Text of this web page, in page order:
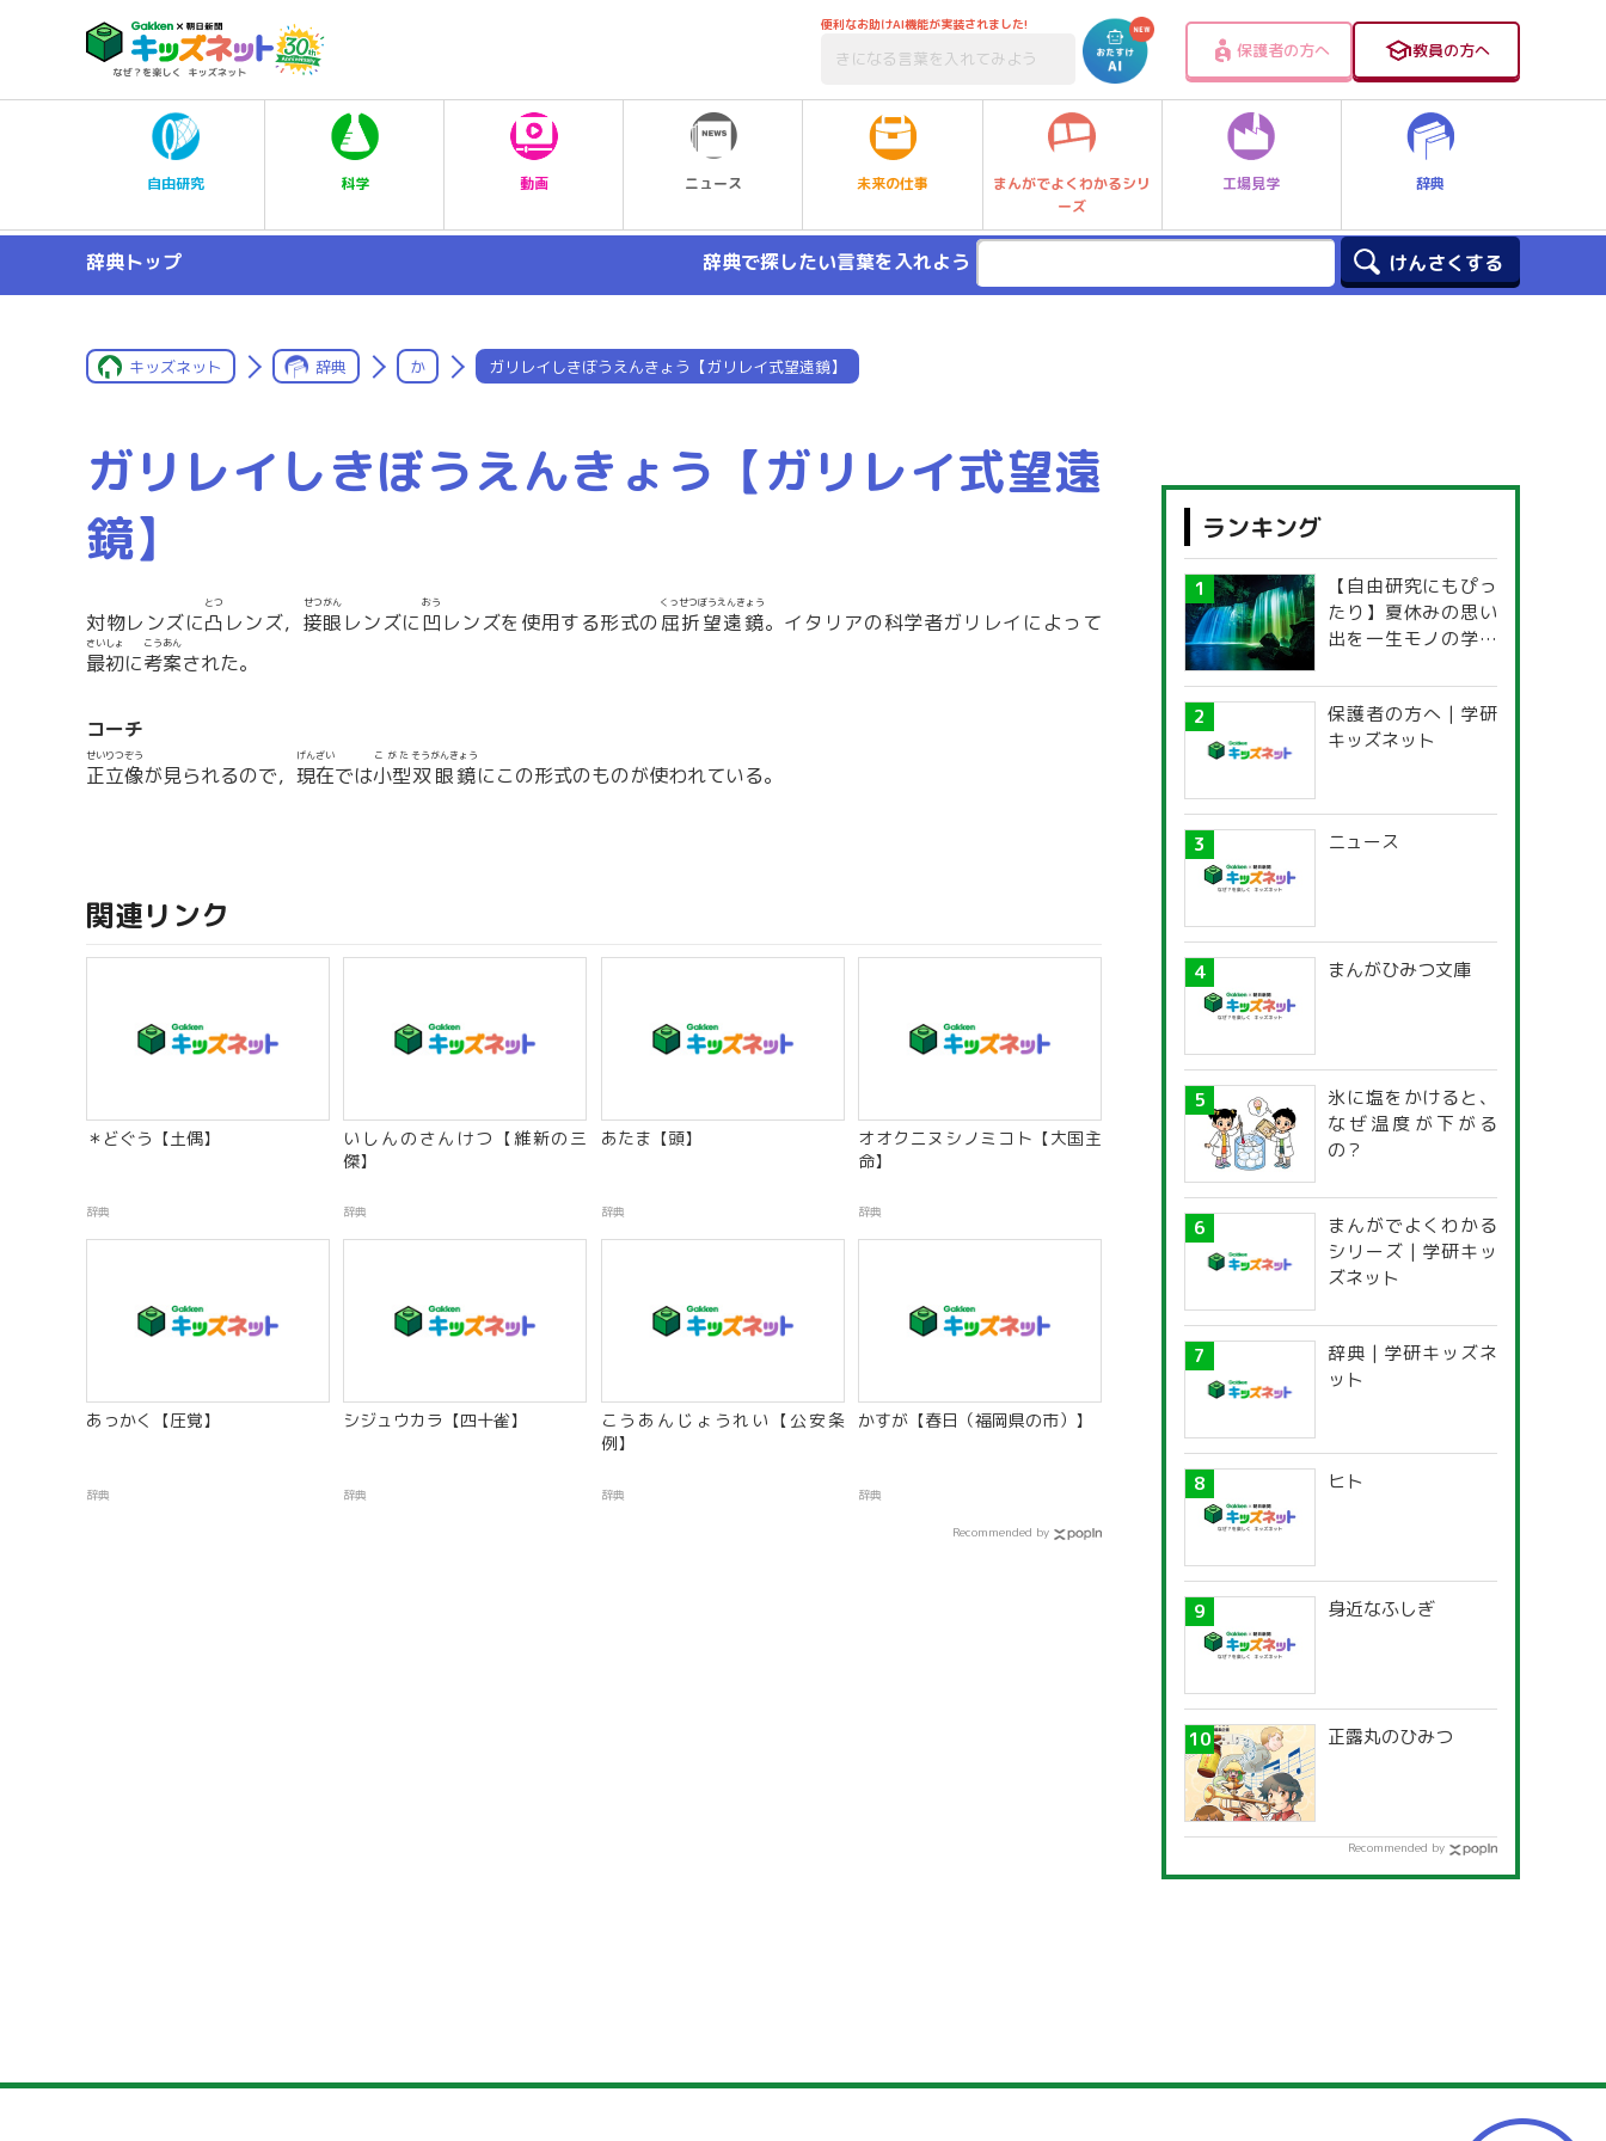
便利なお助けAI機能が実装されました!
保護者の方へ 教員の方へ
自由研究 科学 動画 ニュース 未来の仕事
まんがでよくわかるシリ
ーズ
工場見学 辞典
辞典トップ 辞典で探したい言葉を入れよう
キッズネット 辞典 か ガリレイしきぼうえんきょう【ガリレイ式望遠鏡】
ガリレイしきぼうえんきょう【ガリレイ式望遠
鏡】
対物レンズに凸
とつ
レンズ， 接眼
せつがん
レンズに凹
おう
レンズを使用する形式の屈折望遠鏡
くっせつぼうえんきょう
。イタリアの科学者ガリレイによって
最初
さいしょ
に考案
こうあん
された。
コーチ
正立像
せいりつぞう
が見られるので， 現在
げんざい
では小型
こがた
双眼鏡
そうがんきょう
にこの形式のものが使われている。
関連リンク
＊どぐう【土偶】
辞典
いしんのさんけつ【維新の三
傑】
辞典
あたま【頭】
辞典
オオクニヌシノミコト【大国主
命】
辞典
あっかく【圧覚】
辞典
シジュウカラ【四十雀】
辞典
こうあんじょうれい【公安条
例】
辞典
かすが【春日（福岡県の市）】
辞典
Recommended by
ランキング
【自由研究にもぴっ
たり】夏休みの思い
出を一生モノの学び
探究ガイド
保護者の方へ | 学研
キッズネット
ニュース
まんがひみつ文庫
氷に塩をかけると、
なぜ温度が下がる
の？
まんがでよくわかる
シリーズ | 学研キッ
ズネット
辞典 | 学研キッズネ
ット
ヒト
身近なふしぎ
正露丸のひみつ
Recommended by